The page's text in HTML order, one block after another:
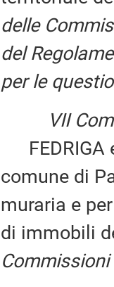
delle
del
per le
VII
FEDRIGA
comune di
muraria e
di immobili
Commissioni